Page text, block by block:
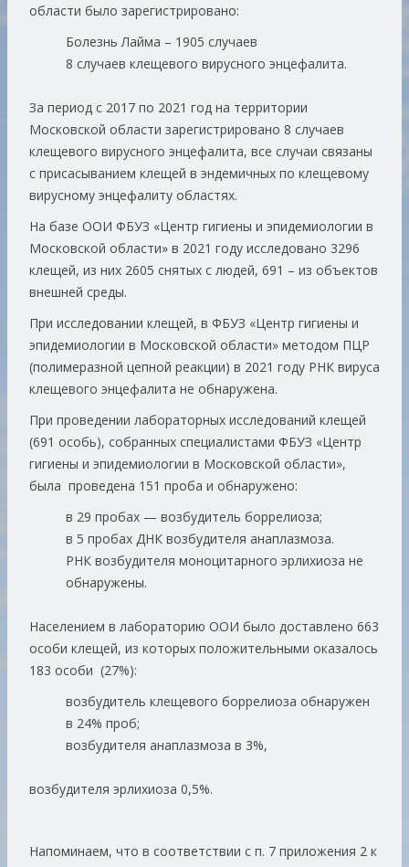
области было зарегистрировано:
Болезнь Лайма – 1905 случаев
8 случаев клещевого вирусного энцефалита.
За период с 2017 по 2021 год на территории
Московской области зарегистрировано 8 случаев
клещевого вирусного энцефалита, все случаи связаны
с присасыванием клещей в эндемичных по клещевому
вирусному энцефалиту областях.
На базе ООИ ФБУЗ «Центр гигиены и эпидемиологии в
Московской области» в 2021 году исследовано 3296
клещей, из них 2605 снятых с людей, 691 – из объектов
внешней среды.
При исследовании клещей, в ФБУЗ «Центр гигиены и
эпидемиологии в Московской области» методом ПЦР
(полимеразной цепной реакции) в 2021 году РНК вируса
клещевого энцефалита не обнаружена.
При проведении лабораторных исследований клещей
(691 особь), собранных специалистами ФБУЗ «Центр
гигиены и эпидемиологии в Московской области»,
была проведена 151 проба и обнаружено:
в 29 пробах — возбудитель боррелиоза;
в 5 пробах ДНК возбудителя анаплазмоза.
РНК возбудителя моноцитарного эрлихиоза не
обнаружены.
Населением в лабораторию ООИ было доставлено 663
особи клещей, из которых положительными оказалось
183 особи (27%):
возбудитель клещевого боррелиоза обнаружен
в 24% проб;
возбудителя анаплазмоза в 3%,
возбудителя эрлихиоза 0,5%.
Напоминаем, что в соответствии с п. 7 приложения 2 к